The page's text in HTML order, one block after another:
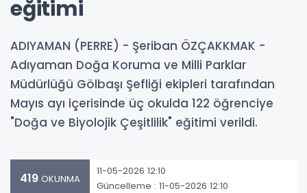
eğitimi
ADIYAMAN (PERRE) - Şeriban ÖZÇAKKMAK -
Adıyaman Doğa Koruma ve Milli Parklar
Müdürlüğü Gölbaşı Şefliği ekipleri tarafından
Mayıs ayı içerisinde üç okulda 122 öğrenciye
"Doğa ve Biyolojik Çeşitlilik" eğitimi verildi.
419 OKUNMA
11-05-2026 12:10
Güncelleme : 11-05-2026 12:10